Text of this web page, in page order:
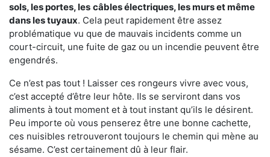
sols, les portes, les câbles électriques, les murs et même
dans les tuyaux. Cela peut rapidement être assez
problématique vu que de mauvais incidents comme un
court-circuit, une fuite de gaz ou un incendie peuvent être
engendrés.
Ce n’est pas tout ! Laisser ces rongeurs vivre avec vous,
c’est accepté d’être leur hôte. Ils se serviront dans vos
aliments à tout moment et à tout instant qu’ils le désirent.
Peu importe où vous penserez être une bonne cachette,
ces nuisibles retrouveront toujours le chemin qui mène au
sésame. C’est certainement dû à leur flair.